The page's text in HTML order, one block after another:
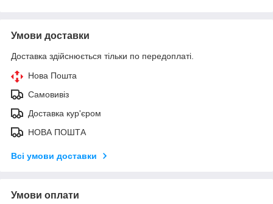
Умови доставки
Доставка здійснюється тільки по передоплаті.
Нова Пошта
Самовивіз
Доставка кур'єром
НОВА ПОШТА
Всі умови доставки
Умови оплати